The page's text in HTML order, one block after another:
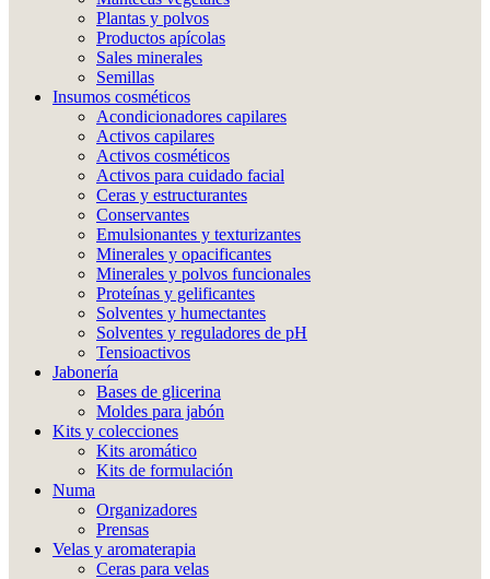
Plantas y polvos
Productos apícolas
Sales minerales
Semillas
Insumos cosméticos
Acondicionadores capilares
Activos capilares
Activos cosméticos
Activos para cuidado facial
Ceras y estructurantes
Conservantes
Emulsionantes y texturizantes
Minerales y opacificantes
Minerales y polvos funcionales
Proteínas y gelificantes
Solventes y humectantes
Solventes y reguladores de pH
Tensioactivos
Jabonería
Bases de glicerina
Moldes para jabón
Kits y colecciones
Kits aromático
Kits de formulación
Numa
Organizadores
Prensas
Velas y aromaterapia
Ceras para velas